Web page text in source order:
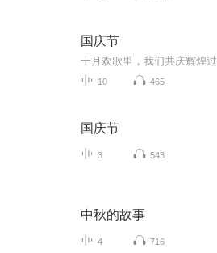
国庆节
10 465
国庆节
3 543
中秋的故事
4 716